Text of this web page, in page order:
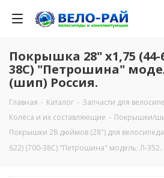
Покрышка 28" х1,75 (44-
38С) "Петрошина"
(шип) Россия.
Главная - Каталог - Запчасти для
Колёса и их составляющие - Покрышки/
Покрышки 28 дюймов (28") для велосипеда
622) (700-38С) "Петрошина" модель: Л-352.